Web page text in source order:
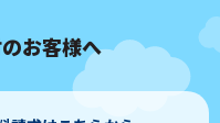
お客様へ